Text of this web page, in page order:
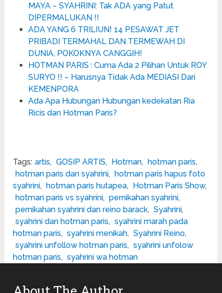
MAYA – SYAHRINI: Tak ADA yang Patut
DIPERMALUKAN !!
ADA YANG 6 TRILIUN! 14 PESAWAT JET
PRIBADI TERMAHAL DAN TERMEWAH DI
DUNIA, POKOKNYA CANGGIH!
HOTMAN PARIS : Cuma Ada 2 Pilihan Untuk ROY
SURYO !! – Harusnya Tidak Ada MEDIASI Dari
KEMENPORA
Ada Apa Hubungan Hubungan kedekatan Ria
Ricis dan Hotman Paris?
Tags: artis, GOSIP ARTIS, Hotman, hotman paris,
hotman paris dan syahrini, hotman paris hapus foto
syahrini, hotman paris hutapea, Hotman Paris Show,
hotman paris vs syahrini, pernikahan syahrini,
pernikahan syahrini dan reino barack, Syahrini,
syahrini dan hotman paris, syahrini marah pada
hotman paris, syahrini menikah, Syahrini Reino,
syahrini unfollow hotman paris, syahrini unfolow
hotman paris, syahrini wa hotman